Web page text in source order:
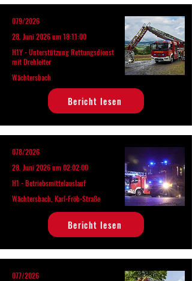
079/2026
28. Juni 2026 um 18:11:00
H1Y - Unterstützung Rettungsdienst
mit Drehleiter
Wächtersbach
Bericht lesen
078/2026
28. Juni 2026 um 02:02:00
H1 - Betriebsmittelauslauf
Wächtersbach, Karl-Fröb-Straße
Bericht lesen
077/2026